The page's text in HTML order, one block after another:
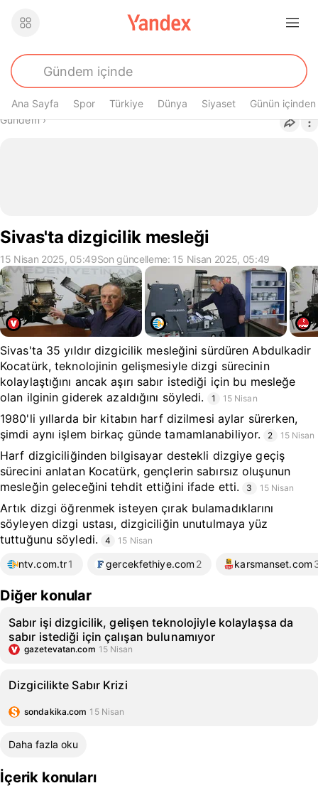
Ana Sayfa Spor Türkiye Dünya Siyaset Günün içinden
Buradasın
Gündem›
Sivas'ta dizgicilik mesleği
15 Nisan 2025, 05:49Son güncelleme: 15 Nisan 2025, 05:49
Sivas'ta 35 yıldır dizgicilik mesleğini sürdüren Abdulkadir
Kocatürk, teknolojinin gelişmesiyle dizgi sürecinin
kolaylaştığını ancak aşırı sabır istediği için bu mesleğe
olan ilginin giderek azaldığını söyledi.
1 15 Nisan
1980'li yıllarda bir kitabın harf dizilmesi aylar sürerken,
şimdi aynı işlem birkaç günde tamamlanabiliyor.
2 15 Nisan
Harf dizgiciliğinden bilgisayar destekli dizgiye geçiş
sürecini anlatan Kocatürk, gençlerin sabırsız oluşunun
mesleğin geleceğini tehdit ettiğini ifade etti.
3 15 Nisan
Artık dizgi öğrenmek isteyen çırak bulamadıklarını
söyleyen dizgi ustası, dizgiciliğin unutulmaya yüz
tuttuğunu söyledi.
4 15 Nisan
ntv.com.tr1 gercekfethiye.com 2 karsmanset.com
Diğer konular
Sabır işi dizgicilik, gelişen teknolojiyle kolaylaşsa da
sabır istediği için çalışan bulunamıyor
gazetevatan.com 15 Nisan
Dizgicilikte Sabır Krizi
sondakika.com 15 Nisan
Daha fazla oku
İçerik konuları